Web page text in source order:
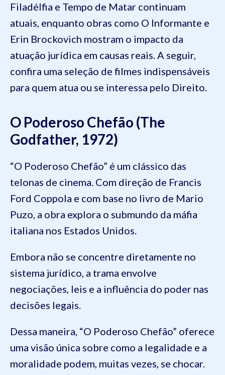
Filadélfia e Tempo de Matar continuam
atuais, enquanto obras como O Informante e
Erin Brockovich mostram o impacto da
atuação jurídica em causas reais. A seguir,
confira uma seleção de filmes indispensáveis
para quem atua ou se interessa pelo Direito.
O Poderoso Chefão (The
Godfather, 1972)
“O Poderoso Chefão” é um clássico das
telonas de cinema. Com direção de Francis
Ford Coppola e com base no livro de Mario
Puzo, a obra explora o submundo da máfia
italiana nos Estados Unidos.
Embora não se concentre diretamente no
sistema jurídico, a trama envolve
negociações, leis e a influência do poder nas
decisões legais.
Dessa maneira, “O Poderoso Chefão” oferece
uma visão única sobre como a legalidade e a
moralidade podem, muitas vezes, se chocar.